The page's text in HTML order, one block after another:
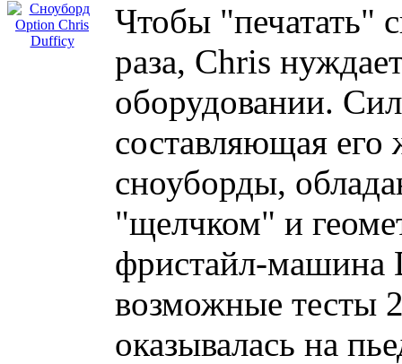
Чтобы "печатать"
раза, Chris
оборудовании.
составляющая его
сноуборды,
"щелчком" и
фристайл-машина
возможные тесты
оказывалась на